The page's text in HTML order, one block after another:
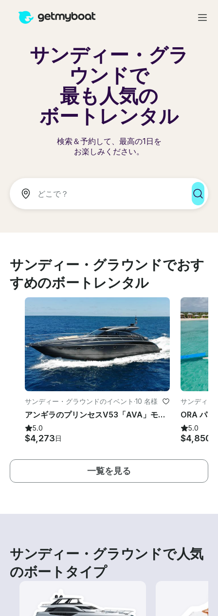
サンディー・グラ
ウンドで
最も人気の
ボートレンタル
検索＆予約して、最高の1日を
お楽しみください。
サンディー・グラウンドでおす
すめのボートレンタル
サンディー・グラウンドのイベント ·10 名様
アンギラのプリンセスV53「AVA」モーターヨットレンタル
5.0
$4,273日
サンディー
5.0
$4,850
一覧を見る
サンディー・グラウンドで人気
のボートタイプ